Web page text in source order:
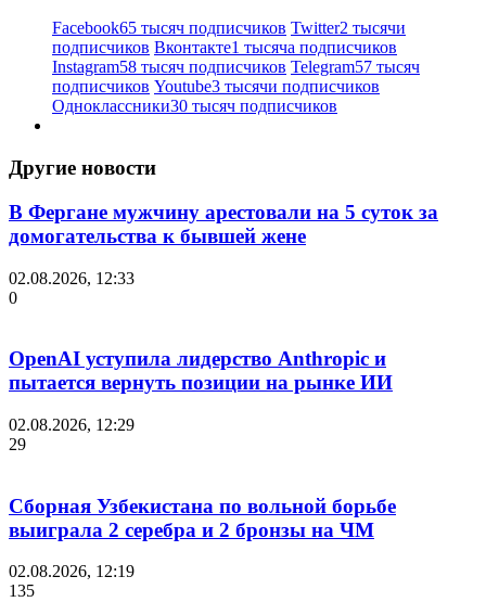
Facebook65 тысяч подписчиков Twitter2 тысячи
подписчиков Вконтакте1 тысяча подписчиков
Instagram58 тысяч подписчиков Telegram57 тысяч
подписчиков Youtube3 тысячи подписчиков
Одноклассники30 тысяч подписчиков
Другие новости
В Фергане мужчину арестовали на 5 суток за
домогательства к бывшей жене
02.08.2026, 12:33
0
OpenAI уступила лидерство Anthropic и
пытается вернуть позиции на рынке ИИ
02.08.2026, 12:29
29
Сборная Узбекистана по вольной борьбе
выиграла 2 серебра и 2 бронзы на ЧМ
02.08.2026, 12:19
135